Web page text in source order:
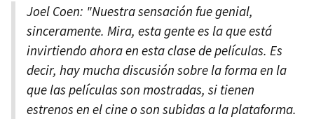
Joel Coen: "Nuestra sensación fue genial,
sinceramente. Mira, esta gente es la que está
invirtiendo ahora en esta clase de películas. Es
decir, hay mucha discusión sobre la forma en la
que las películas son mostradas, si tienen
estrenos en el cine o son subidas a la plataforma.